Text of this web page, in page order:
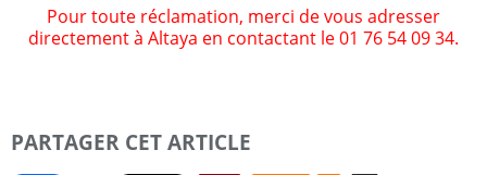
Pour toute réclamation, merci de vous adresser
directement à Altaya en contactant le 01 76 54 09 34.
PARTAGER CET ARTICLE